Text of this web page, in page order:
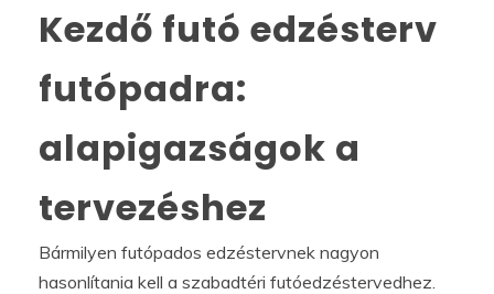
Kezdő futó edzésterv
futópadra:
alapigazságok a
tervezéshez
Bármilyen futópados edzéstervnek nagyon
hasonlítania kell a szabadtéri futóedzéstervedhez.